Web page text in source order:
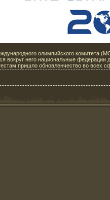
олимпийского комитета
вокруг него национальные
пришло обновленчество во всех